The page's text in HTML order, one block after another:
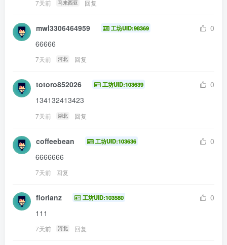
7天前 马来西亚 回复
mwl3306464959 工坊UID:98369
0
66666
7天前 河北 回复
totoro852026 工坊UID:103639
0
134132413423
7天前 湖北 回复
coffeebean 工坊UID:103636
0
6666666
7天前 回复
florianz 工坊UID:103580
0
111
7天前 河北 回复